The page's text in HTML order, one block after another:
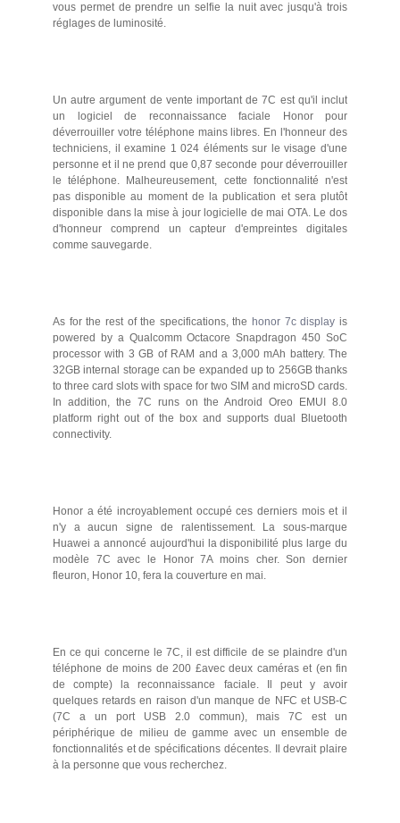
vous permet de prendre un selfie la nuit avec jusqu'à trois
réglages de luminosité.
Un autre argument de vente important de 7C est qu'il inclut
un logiciel de reconnaissance faciale Honor pour
déverrouiller votre téléphone mains libres. En l'honneur des
techniciens, il examine 1 024 éléments sur le visage d'une
personne et il ne prend que 0,87 seconde pour déverrouiller
le téléphone. Malheureusement, cette fonctionnalité n'est
pas disponible au moment de la publication et sera plutôt
disponible dans la mise à jour logicielle de mai OTA. Le dos
d'honneur comprend un capteur d'empreintes digitales
comme sauvegarde.
As for the rest of the specifications, the honor 7c display is
powered by a Qualcomm Octacore Snapdragon 450 SoC
processor with 3 GB of RAM and a 3,000 mAh battery. The
32GB internal storage can be expanded up to 256GB thanks
to three card slots with space for two SIM and microSD cards.
In addition, the 7C runs on the Android Oreo EMUI 8.0
platform right out of the box and supports dual Bluetooth
connectivity.
Honor a été incroyablement occupé ces derniers mois et il
n'y a aucun signe de ralentissement. La sous-marque
Huawei a annoncé aujourd'hui la disponibilité plus large du
modèle 7C avec le Honor 7A moins cher. Son dernier
fleuron, Honor 10, fera la couverture en mai.
En ce qui concerne le 7C, il est difficile de se plaindre d'un
téléphone de moins de 200 £avec deux caméras et (en fin
de compte) la reconnaissance faciale. Il peut y avoir
quelques retards en raison d'un manque de NFC et USB-C
(7C a un port USB 2.0 commun), mais 7C est un
périphérique de milieu de gamme avec un ensemble de
fonctionnalités et de spécifications décentes. Il devrait plaire
à la personne que vous recherchez.